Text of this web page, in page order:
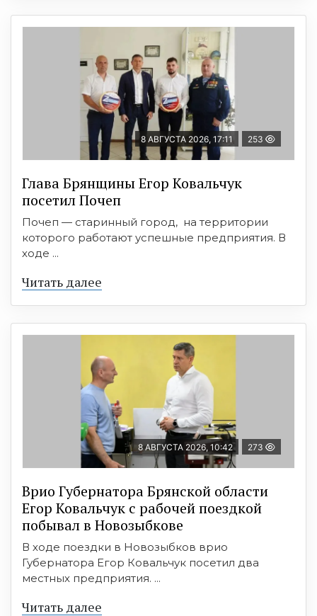
8 АВГУСТА 2026, 17:11 253
Глава Брянщины Егор Ковальчук
посетил Почеп
Почеп — старинный город, на территории
которого работают успешные предприятия. В
ходе ...
Читать далее
8 АВГУСТА 2026, 10:42 273
Врио Губернатора Брянской области
Егор Ковальчук с рабочей поездкой
побывал в Новозыбкове
В ходе поездки в Новозыбков врио
Губернатора Егор Ковальчук посетил два
местных предприятия. ...
Читать далее